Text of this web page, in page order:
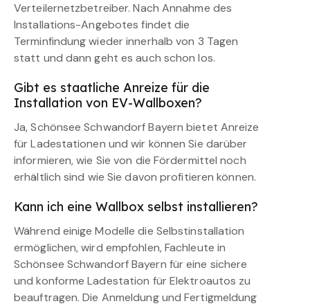
Verteilernetzbetreiber. Nach Annahme des
Installations-Angebotes findet die
Terminfindung wieder innerhalb von 3 Tagen
statt und dann geht es auch schon los.
Gibt es staatliche Anreize für die
Installation von EV-Wallboxen?
Ja, Schönsee Schwandorf Bayern bietet Anreize
für Ladestationen und wir können Sie darüber
informieren, wie Sie von die Fördermittel noch
erhältlich sind wie Sie davon profitieren können.
Kann ich eine Wallbox selbst installieren?
Während einige Modelle die Selbstinstallation
ermöglichen, wird empfohlen, Fachleute in
Schönsee Schwandorf Bayern für eine sichere
und konforme Ladestation für Elektroautos zu
beauftragen. Die Anmeldung und Fertigmeldung